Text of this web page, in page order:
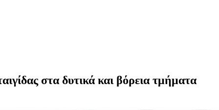
στα δυτικά και βόρεια τμήματα